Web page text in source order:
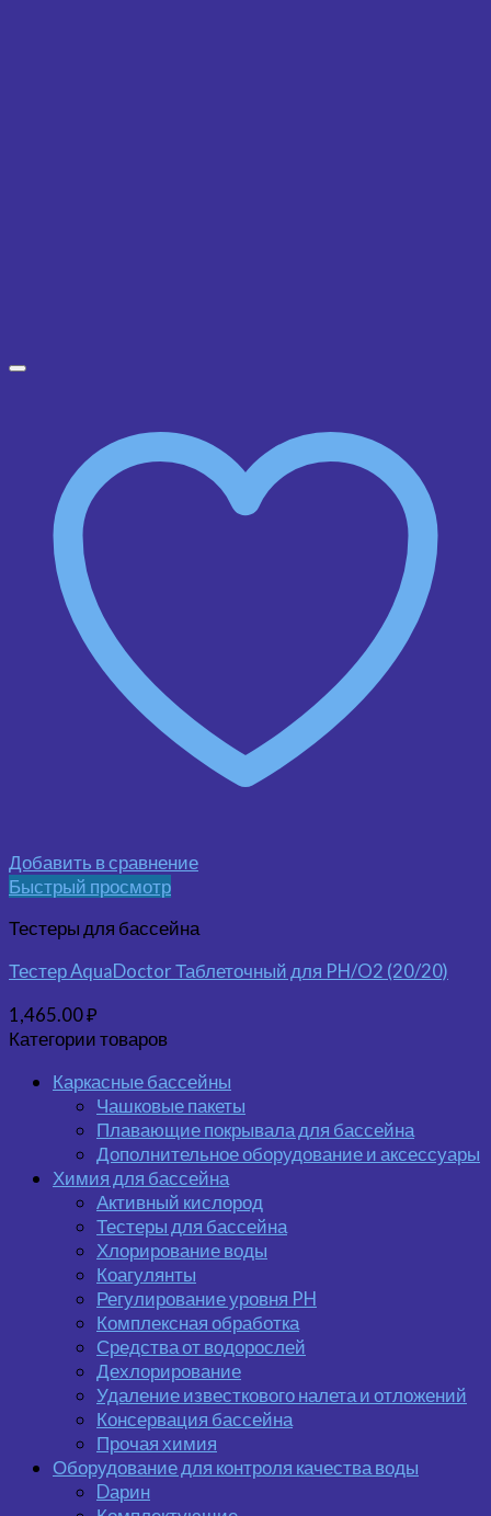
Добавить в сравнение
Быстрый просмотр
Тестеры для бассейна
Тестер AquaDoctor Таблеточный для PH/O2 (20/20)
1,465.00₽
Категории товаров
Каркасные бассейны
Чашковые пакеты
Плавающие покрывала для бассейна
Дополнительное оборудование и аксессуары
Химия для бассейна
Активный кислород
Тестеры для бассейна
Хлорирование воды
Коагулянты
Регулирование уровня PH
Комплексная обработка
Средства от водорослей
Дехлорирование
Удаление известкового налета и отложений
Консервация бассейна
Прочая химия
Оборудование для контроля качества воды
Dарин